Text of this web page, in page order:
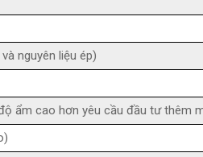
nguyên liệu ép)
ẩm cao hơn yêu cầu đầu tư thêm